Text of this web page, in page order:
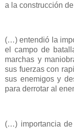
a la construcción
(…) entendió la
el campo de
marchas y
sus fuerzas con
sus enemigos y
para derrotar al
(…) importancia